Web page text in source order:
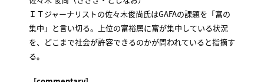
ＩＴジャーナリストの佐々木俊尚氏はGAFAの課題を「富の
集中」と言い切る。上位の富裕層に富が集中している状況
を、どこまで社会が許容できるのかが問われていると指摘す
る。